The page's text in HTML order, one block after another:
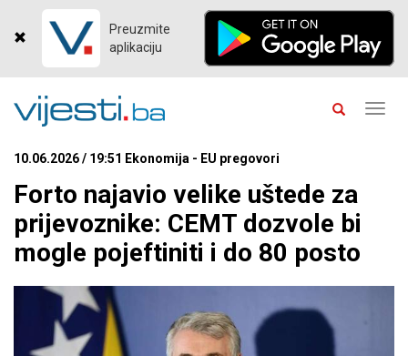
Preuzmite
aplikaciju
10.06.2026 / 19:51 Ekonomija - EU pregovori
Forto najavio velike uštede za
prijevoznike: CEMT dozvole bi
mogle pojeftiniti i do 80 posto